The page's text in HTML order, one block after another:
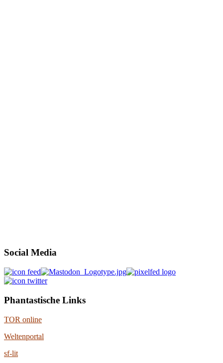
Social Media
Phantastische Links
TOR online
Weltenportal
sf-lit